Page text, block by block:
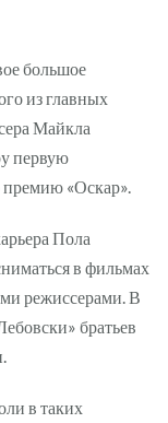
большое
из главных
Майкла
первую
«Оскар».
Пола
в фильмах
режиссерами. В
братьев
в таких